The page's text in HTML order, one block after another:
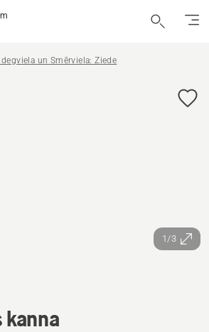
degviela un Smērviela: Ziede
1/3
kanna